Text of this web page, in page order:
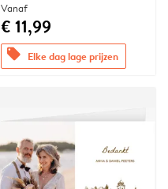
Vanaf
€ 11,99
offers Elke dag lage prijzen